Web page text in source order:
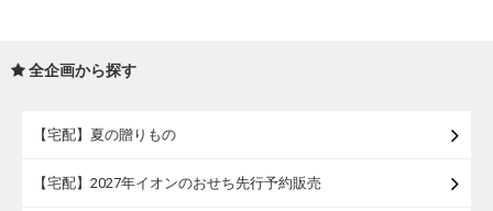
全企画から探す
【宅配】夏の贈りもの
【宅配】2027年イオンのおせち先行予約販売